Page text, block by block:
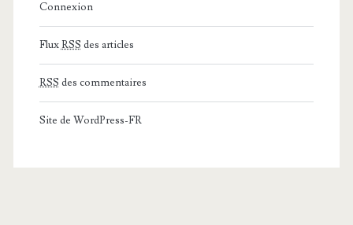
Connexion
FluxRSS des articles
RSS des commentaires
Site de WordPress-FR